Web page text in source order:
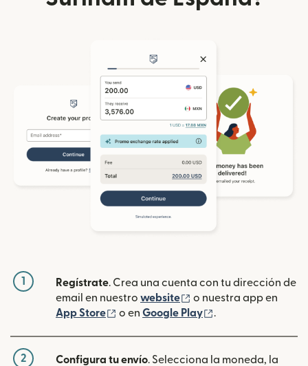
1 Regístrate. Crea una cuenta con tu dirección de
email en nuestro website (se abre en una
o nuestra app en
App Store
(se abre en una ventana nueva)
o en Google Play .
2 Configura tu envío. Selecciona la moneda, la